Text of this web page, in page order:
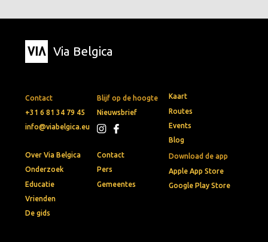
Via Belgica
Contact
+31 6 81 34 79 45
info@viabelgica.eu
Blijf op de hoogte
Nieuwsbrief
Download de app
Apple App Store
Google Play Store
Kaart
Routes
Events
Blog
Over Via Belgica
Onderzoek
Educatie
Vrienden
De gids
Contact
Pers
Gemeentes